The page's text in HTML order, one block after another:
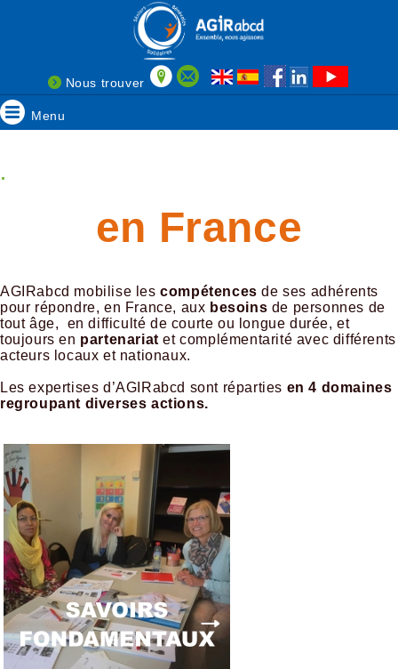
Nous trouver
Menu
.
en France
AGIRabcd mobilise lescompétences de ses adhérents
pour répondre, en France, aux besoins de personnes de
tout âge, en difficulté de courte ou longue durée, et
toujours en partenariatet complémentarité avec différents
acteurs locaux et nationaux.
​Les expertises d’AGIRabcd sont réparties en 4 domaines
regroupant diverses actions.